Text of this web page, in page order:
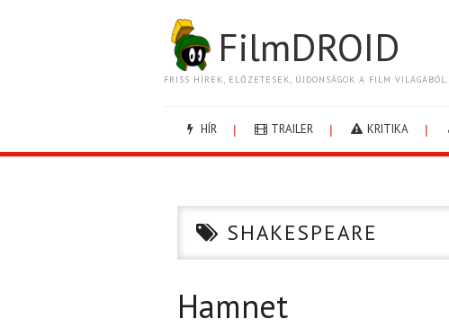
FilmDROID
FRISS HÍREK, ELŐZETESEK, ÚJDONSÁGOK A FILM VILÁGÁBÓL.
HÍR TRAILER KRITIKA
SHAKESPEARE
Hamnet